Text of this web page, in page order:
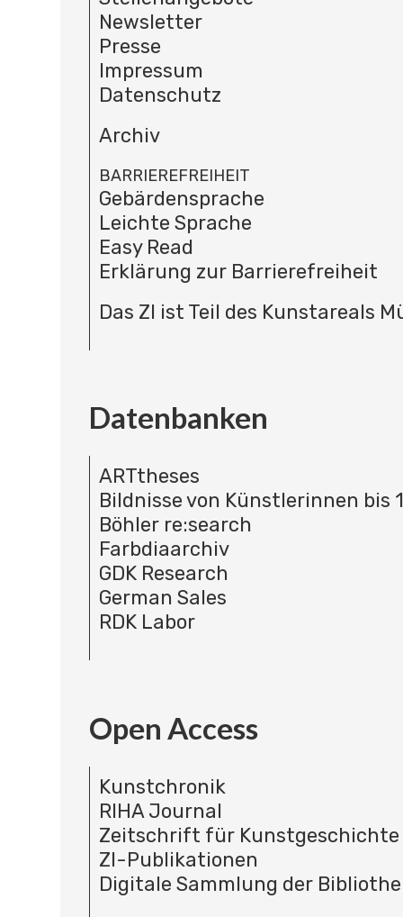
Newsletter
Presse
Impressum
Datenschutz
Archiv
BARRIEREFREIHEIT
Gebärdensprache
Leichte Sprache
Easy Read
Erklärung zur Barrierefreiheit
Das ZI ist Teil des Kunstareals
Datenbanken
ARTtheses
Bildnisse von Künstlerinnen bis
Böhler re:search
Farbdiaarchiv
GDK Research
German Sales
RDK Labor
Open Access
Kunstchronik
RIHA Journal
Zeitschrift für Kunstgeschichte
ZI-Publikationen
Digitale Sammlung der